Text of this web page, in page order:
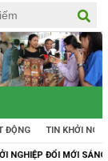
ĐỘNG TIN KHỞI
SÁNG TẠO TỈNH ĐẮK